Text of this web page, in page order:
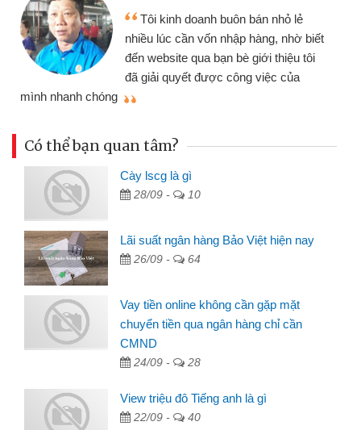
Tôi kinh doanh buôn bán nhỏ lẻ
nhiều lúc cần vốn nhập hàng, nhờ biết
đến website qua bạn bè giới thiệu tôi
đã giải quyết được công việc của
mình nhanh chóng
Có thể bạn quan tâm?
Cày lscg là gì
28/09 - 10
Lãi suất ngân hàng Bảo Việt hiện nay
26/09 - 64
Vay tiền online không cần gặp mặt
chuyển tiền qua ngân hàng chỉ cần
CMND
24/09 - 28
View triệu đô Tiếng anh là gì
22/09 - 40